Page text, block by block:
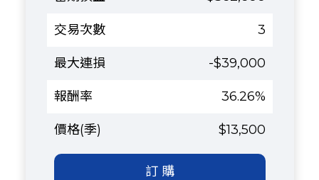
3
-$39,000
36.26%
$13,500
訂 購